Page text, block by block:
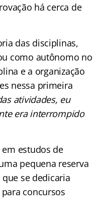
há cerca de
das disciplinas,
como autônomo no
e a organização
nessa primeira
atividades, eu
era interrompido
estudos de
pequena reserva
se dedicaria
concursos